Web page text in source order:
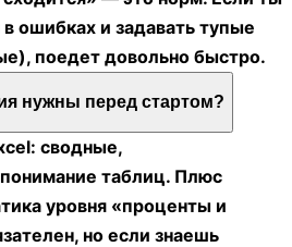
ошибках и задавать тупые
поедет довольно быстро.
нужны перед стартом?
сводные,
понимание таблиц. Плюс
уровня «проценты и
но если знаешь